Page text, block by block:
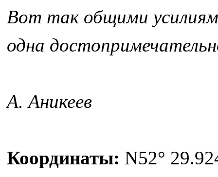
Вот так общими
одна
А. Аникеев
Координаты: N52°